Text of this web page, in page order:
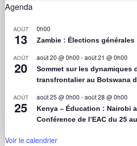
Agenda
AOÛT
13
0h00
Zambie : Élections générales
AOÛT
20
août 20 @ 0h00 -août 21 @ 0h00
Sommet sur les dynamiques
transfrontalier au Botswana
AOÛT
25
août 25 @ 0h00 -août 28 @ 0h00
Kenya – Éducation : Nairobi
Conférence de l’EAC du 25
Voir le calendrier